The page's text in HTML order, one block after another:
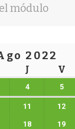
2022
J V
4 5
11 12
18 19